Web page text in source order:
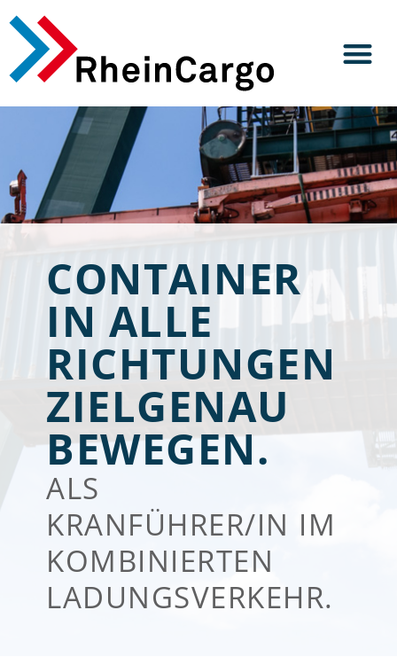
CONTAINER
IN ALLE
RICHTUNGEN
ZIELGENAU
BEWEGEN.
ALS
KRANFÜHRER/IN IM
KOMBINIERTEN
LADUNGSVERKEHR.